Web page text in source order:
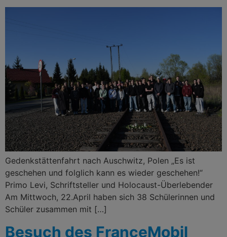
Gedenkstättenfahrt nach Auschwitz, Polen „Es ist
geschehen und folglich kann es wieder geschehen!“
Primo Levi, Schriftsteller und Holocaust-Überlebender
Am Mittwoch, 22.April haben sich 38 Schülerinnen und
Schüler zusammen mit […]
Besuch des FranceMobil